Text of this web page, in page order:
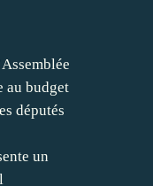
au budget
députés
un